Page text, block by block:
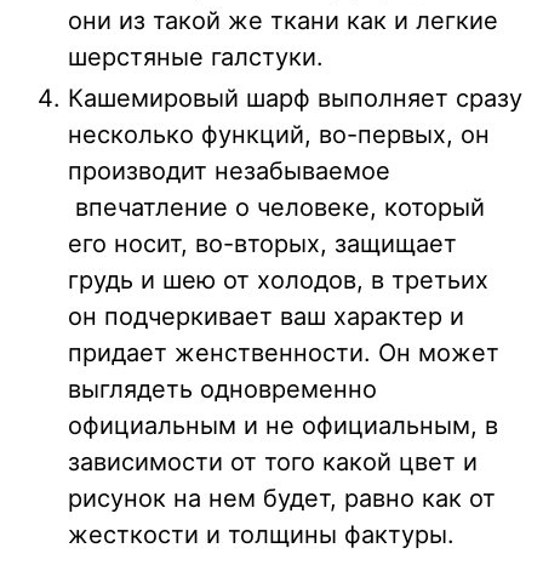
они из такой же ткани как и легкие
шерстяные галстуки.
Кашемировый шарф выполняет сразу
несколько функций, во-первых, он
производит незабываемое
впечатление о человеке, который
его носит, во-вторых, защищает
грудь и шею от холодов, в третьих
он подчеркивает ваш характер и
придает женственности. Он может
выглядеть одновременно
официальным и не официальным, в
зависимости от того какой цвет и
рисунок на нем будет, равно как от
жесткости и толщины фактуры.